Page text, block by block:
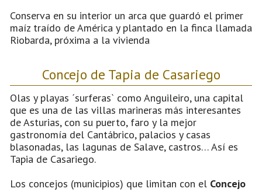
Conserva en su interior un arca que guardó el primer
maíz traído de América y plantado en la finca llamada
Riobarda, próxima a la vivienda
Concejo de Tapia de Casariego
Olas y playas ´surferas` como Anguileiro, una capital
que es una de las villas marineras más interesantes
de Asturias, con su puerto, faro y la mejor
gastronomía del Cantábrico, palacios y casas
blasonadas, las lagunas de Salave, castros… Así es
Tapia de Casariego.
Los concejos (municipios) que limitan con el Concejo